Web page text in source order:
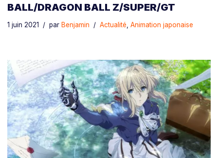
BALL/DRAGON BALL Z/SUPER/GT
1 juin 2021 par Benjamin Actualité Animation japonaise